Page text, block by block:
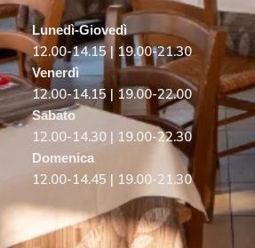
Lunedì-Giovedì
12.00-14.15 | 19.00-21.30
Venerdì
12.00-14.15 | 19.00-22.00
Sabato
12.00-14.30 | 19.00-22.30
Domenica
12.00-14.45 | 19.00-21.30